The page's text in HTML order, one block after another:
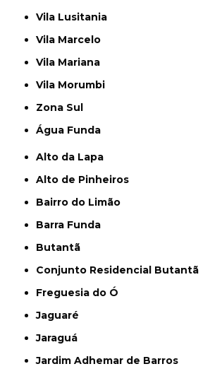
Vila Lusitania
Vila Marcelo
Vila Mariana
Vila Morumbi
Zona Sul
Água Funda
Alto da Lapa
Alto de Pinheiros
Bairro do Limão
Barra Funda
Butantã
Conjunto Residencial Butantã
Freguesia do Ó
Jaguaré
Jaraguá
Jardim Adhemar de Barros